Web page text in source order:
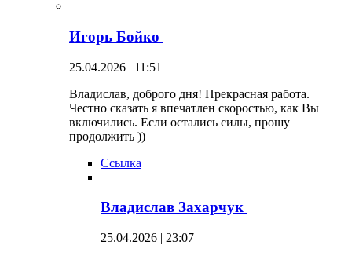
Игорь Бойко
25.04.2026 | 11:51
Владислав, доброго дня! Прекрасная работа.
Честно сказать я впечатлен скоростью, как Вы
включились. Если остались силы, прошу
продолжить ))
Ссылка
Владислав Захарчук
25.04.2026 | 23:07